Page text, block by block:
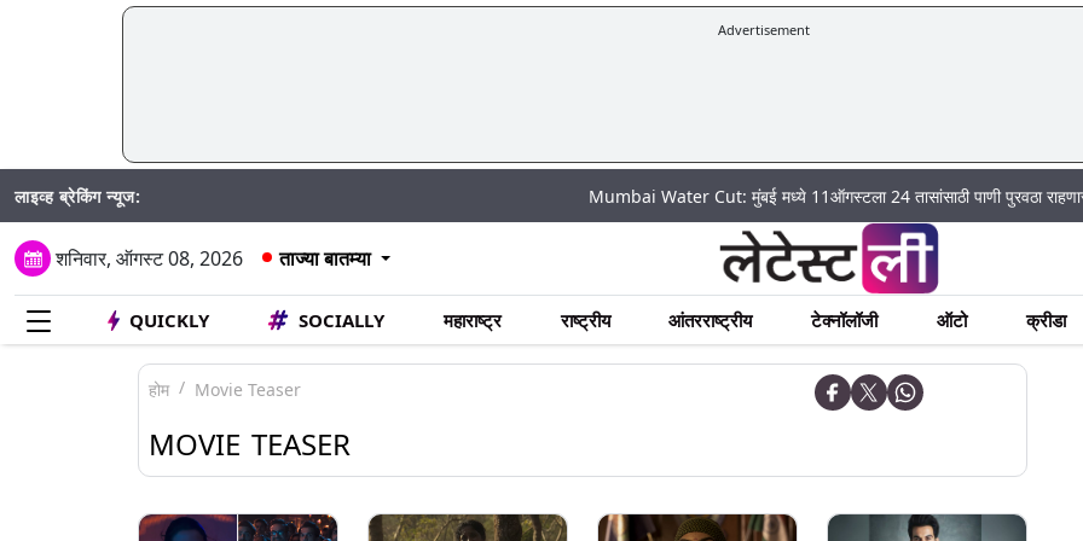
Advertisement
लाइव्ह ब्रेकिंग न्यूज: Mumbai Water Cut: मुंबई मध्ये 11ऑगस्टला 24 तासांसाठी पाणी पुरवठा राहणार बंद; पहा
शनिवार, ऑगस्ट 08, 2026 ताज्या बातम्या
QUICKLY SOCIALLY महाराष्ट्र राष्ट्रीय आंतरराष्ट्रीय टेक्नॉलॉजी ऑटो क्रीडा
होम Movie Teaser
MOVIE TEASER